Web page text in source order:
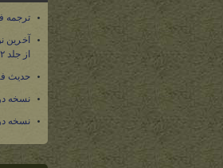
ترجمه فارسی ۴۰ صفحه
آخرین
از جلد ۱۲ تاریخ سرزمین میانه
حدیث
نسخه
نسخه